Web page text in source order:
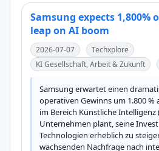
Samsung expects
leap on AI boom
2026-07-07
Techxplore
KI Gesellschaft, Arbeit & Zukunft
Samsung erwartet einen
operativen Gewinns um 1.800
im Bereich Künstliche Intelligenz
Unternehmen plant, seine
Technologien erheblich zu
wachsenden Nachfrage nach